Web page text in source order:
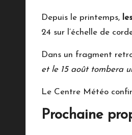
Depuis le printemps,
24 sur l’échelle de
Dans un fragment
et le 15 août tombera
Le Centre Météo
Prochaine